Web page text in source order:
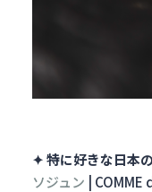
✦ 特に好きな日本
ソジュン |